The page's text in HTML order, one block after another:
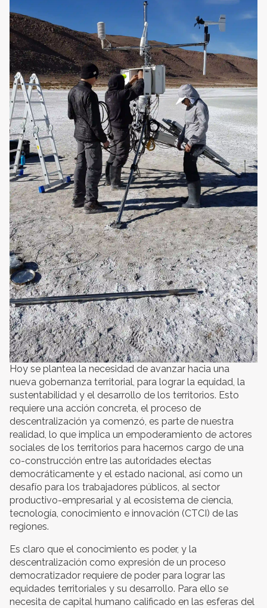
Hoy se plantea la necesidad de avanzar hacia una
nueva gobernanza territorial, para lograr la equidad, la
sustentabilidad y el desarrollo de los territorios. Esto
requiere una acción concreta, el proceso de
descentralización ya comenzó, es parte de nuestra
realidad, lo que implica un empoderamiento de actores
sociales de los territorios para hacernos cargo de una
co-construcción entre las autoridades electas
democráticamente y el estado nacional, así como un
desafío para los trabajadores públicos, al sector
productivo-empresarial y al ecosistema de ciencia,
tecnología, conocimiento e innovación (CTCI) de las
regiones.
Es claro que el conocimiento es poder, y la
descentralización como expresión de un proceso
democratizador requiere de poder para lograr las
equidades territoriales y su desarrollo. Para ello se
necesita de capital humano calificado en las esferas del